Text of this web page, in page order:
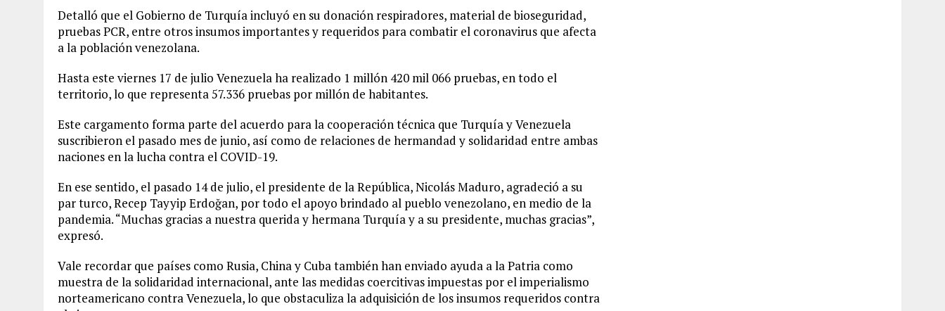
Detalló que el Gobierno de Turquía incluyó en su donación respiradores, material de bioseguridad,
pruebas PCR, entre otros insumos importantes y requeridos para combatir el coronavirus que afecta
a la población venezolana.
Hasta este viernes 17 de julio Venezuela ha realizado 1 millón 420 mil 066 pruebas, en todo el
territorio, lo que representa 57.336 pruebas por millón de habitantes.
Este cargamento forma parte del acuerdo para la cooperación técnica que Turquía y Venezuela
suscribieron el pasado mes de junio, así como de relaciones de hermandad y solidaridad entre ambas
naciones en la lucha contra el COVID-19.
En ese sentido, el pasado 14 de julio, el presidente de la República, Nicolás Maduro, agradeció a su
par turco, Recep Tayyip Erdoğan, por todo el apoyo brindado al pueblo venezolano, en medio de la
pandemia. “Muchas gracias a nuestra querida y hermana Turquía y a su presidente, muchas gracias”,
expresó.
Vale recordar que países como Rusia, China y Cuba también han enviado ayuda a la Patria como
muestra de la solidaridad internacional, ante las medidas coercitivas impuestas por el imperialismo
norteamericano contra Venezuela, lo que obstaculiza la adquisición de los insumos requeridos contra